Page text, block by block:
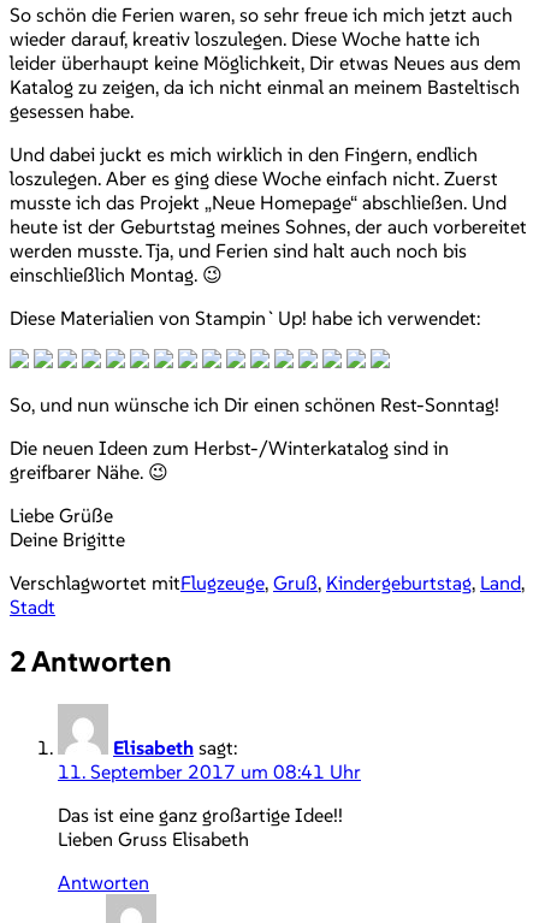
So schön die Ferien waren, so sehr freue ich mich jetzt auch
wieder darauf, kreativ loszulegen. Diese Woche hatte ich
leider überhaupt keine Möglichkeit, Dir etwas Neues aus dem
Katalog zu zeigen, da ich nicht einmal an meinem Basteltisch
gesessen habe.
Und dabei juckt es mich wirklich in den Fingern, endlich
loszulegen. Aber es ging diese Woche einfach nicht. Zuerst
musste ich das Projekt „Neue Homepage“ abschließen. Und
heute ist der Geburtstag meines Sohnes, der auch vorbereitet
werden musste. Tja, und Ferien sind halt auch noch bis
einschließlich Montag. 😉
Diese Materialien von Stampin`Up! habe ich verwendet:
So, und nun wünsche ich Dir einen schönen Rest-Sonntag!
Die neuen Ideen zum Herbst-/Winterkatalog sind in
greifbarer Nähe. 😉
Liebe Grüße
Deine Brigitte
Verschlagwortet mitFlugzeuge, Gruß, Kindergeburtstag, Land,
Stadt
2 Antworten
Elisabeth sagt:
11. September 2017 um 08:41 Uhr
Das ist eine ganz großartige Idee!!
Lieben Gruss Elisabeth
Antworten